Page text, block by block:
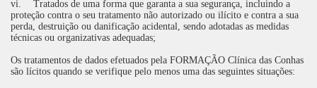
vi.
Tratados de uma forma que garanta a sua segurança, incluindo a
proteção contra o seu tratamento não autorizado ou ilícito e contra a sua
perda, destruição ou danificação acidental, sendo adotadas as medidas
técnicas ou organizativas adequadas;
Os tratamentos de dados efetuados pela FORMAÇÃO Clínica das Conhas
são lícitos quando se verifique pelo menos uma das seguintes situações: